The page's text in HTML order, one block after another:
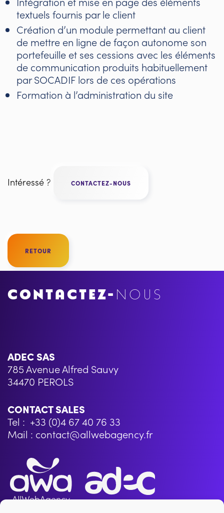
textuels fournis par le client
Création d’un module permettant au client
de mettre en ligne de façon autonome son
portefeuille et ses cessions avec les éléments
de communication produits habituellement
par SOCADIF lors de ces opérations
Formation à l’administration du site
Intéressé ? CONTACTEZ-NOUS
RETOUR
CONTACTEZ- NOUS
ADEC SAS
785 Avenue Alfred Sauvy
34470 PEROLS
CONTACT SALES
Tel : +33 (0)4 67 40 76 33
Mail : contact@allwebagency.fr